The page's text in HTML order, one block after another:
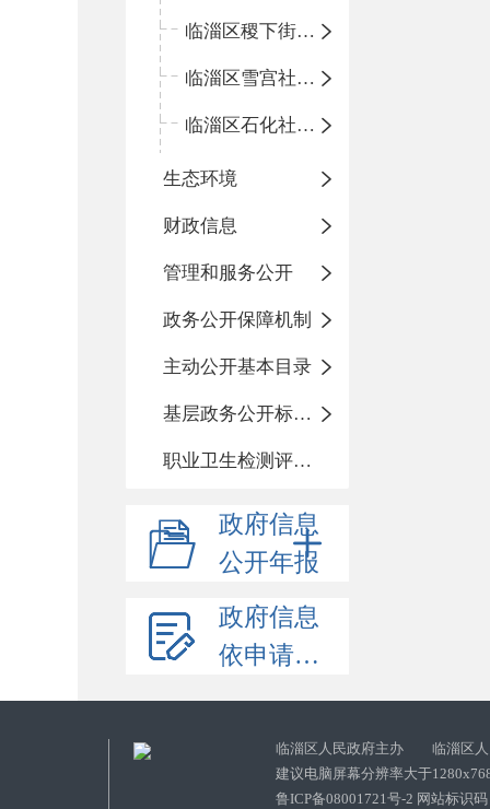
临淄区稷下街道淄江社区卫生服务中心
临淄区雪宫社区卫生服务中心
临淄区石化社区卫生服务中心
生态环境
财政信息
管理和服务公开
政务公开保障机制
主动公开基本目录
基层政务公开标准化目录
职业卫生检测评价信息
政府信息
公开年报
政府信息
依申请公开
临淄区人民政府主办 临淄区人
建议电脑屏幕分辨率大于
鲁ICP备08001721号-2 网站标识